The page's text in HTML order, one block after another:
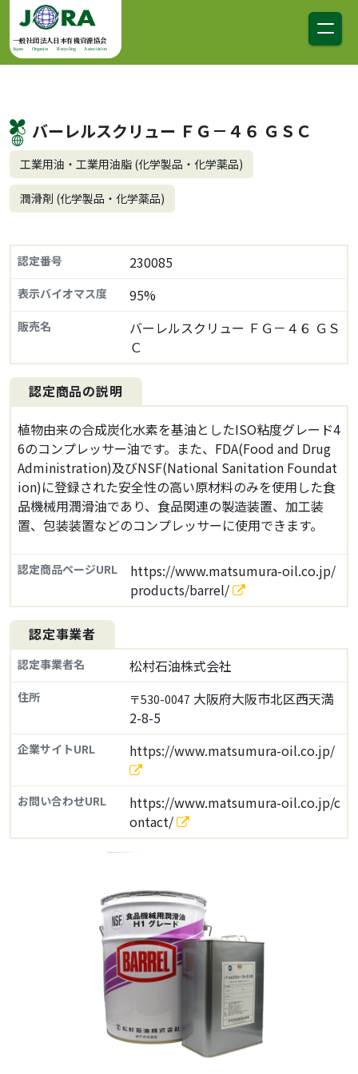
コンテンツへスキップ
メインナビゲーション
一般社団法人日本有機資源協会
Japan Organics Recycling Association
バーレルスクリュー ＦＧ－４６ ＧＳＣ
工業用油・工業用油脂 (化学製品・化学薬品)
潤滑剤 (化学製品・化学薬品)
認定番号 230085
表示バイオマス度 95%
販売名
バーレルスクリュー ＦＧ－４６ ＧＳ
Ｃ
認定商品の説明
植物由来の合成炭化水素を基油としたISO粘度グレード4
6のコンプレッサー油です。また、FDA(Food and Drug
Administration)及びNSF(National Sanitation Foundat
ion)に登録された安全性の高い原材料のみを使用した食
品機械用潤滑油であり、食品関連の製造装置、加工装
置、包装装置などのコンプレッサーに使用できます。
認定商品ページURL
https://www.matsumura-oil.co.jp/
products/barrel/
認定事業者
認定事業者名 松村石油株式会社
住所 〒530-0047 大阪府大阪市北区西天満
2-8-5
企業サイトURL https://www.matsumura-oil.co.jp/
お問い合わせURL
https://www.matsumura-oil.co.jp/c
ontact/